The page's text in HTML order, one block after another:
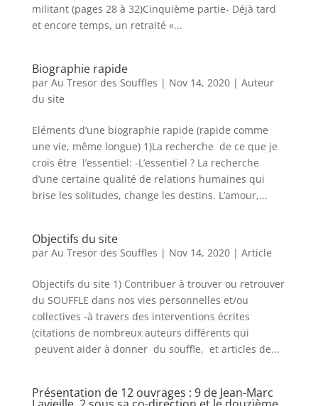
militant (pages 28 à 32)Cinquième partie- Déjà tard
et encore temps, un retraité «...
Biographie rapide
par Au Tresor des Souffles | Nov 14, 2020| Auteur
du site
Eléments d’une biographie rapide (rapide comme
une vie, même longue) 1)La recherche de ce que je
crois être l’essentiel: -L’essentiel ? La recherche
d’une certaine qualité de relations humaines qui
brise les solitudes, change les destins. L’amour,...
Objectifs du site
par Au Tresor des Souffles | Nov 14, 2020| Article
Objectifs du site 1) Contribuer à trouver ou retrouver
du SOUFFLE dans nos vies personnelles et/ou
collectives -à travers des interventions écrites
(citations de nombreux auteurs différents qui
peuvent aider à donner du souffle, et articles de...
Présentation de 12 ouvrages : 9 de Jean-Marc